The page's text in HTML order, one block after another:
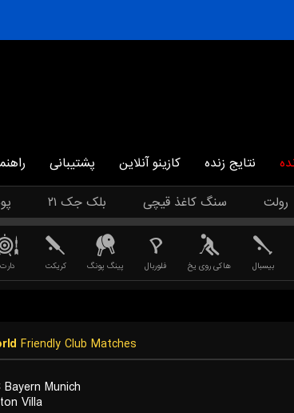
نتایج زنده کازینو آنلاین پشتیبانی
رولت سنگ کاغذ قیچی بلک جک ۲۱
بیسبال هاکی روی یخ فلوربال پینگ پونگ کریکت دارت
Friendly Club Matches
Bayern Munich
Villa